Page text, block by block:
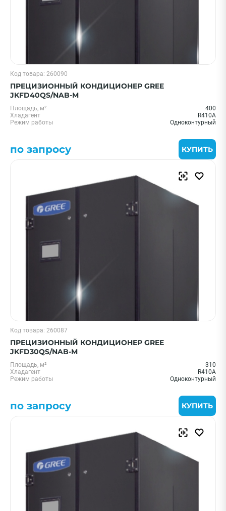
Код товара: 260090
ПРЕЦИЗИОННЫЙ КОНДИЦИОНЕР GREE
JKFD40QS/NAB-M
Площадь, м²
400
Хладагент
R410A
Режим работы
Одноконтурный
по запросу КУПИТЬ
Код товара: 260087
ПРЕЦИЗИОННЫЙ КОНДИЦИОНЕР GREE
JKFD30QS/NAB-M
Площадь, м²
310
Хладагент
R410A
Режим работы
Одноконтурный
по запросу КУПИТЬ